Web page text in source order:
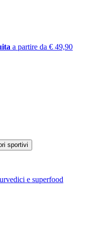
a partire da € 49,90
e superfood